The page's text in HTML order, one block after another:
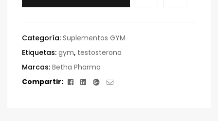
Categoría: Suplementos GYM
Etiquetas: gym, testosterona
Marcas: Betha Pharma
Compartir:
Facebook
LinkedinGoogle+
Correo